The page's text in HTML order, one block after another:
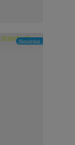
Novinka